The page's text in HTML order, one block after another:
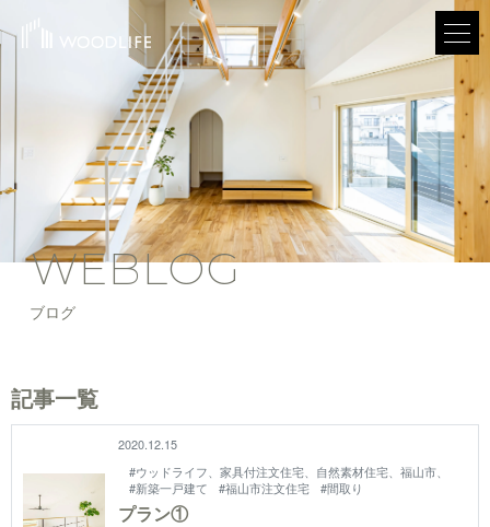
WEBLOG
ブログ
記事一覧
2020.12.15
#ウッドライフ、家具付注文住宅、自然素材住宅、福山市、
#新築一戸建て
#福山市注文住宅 #間取り
プラン①